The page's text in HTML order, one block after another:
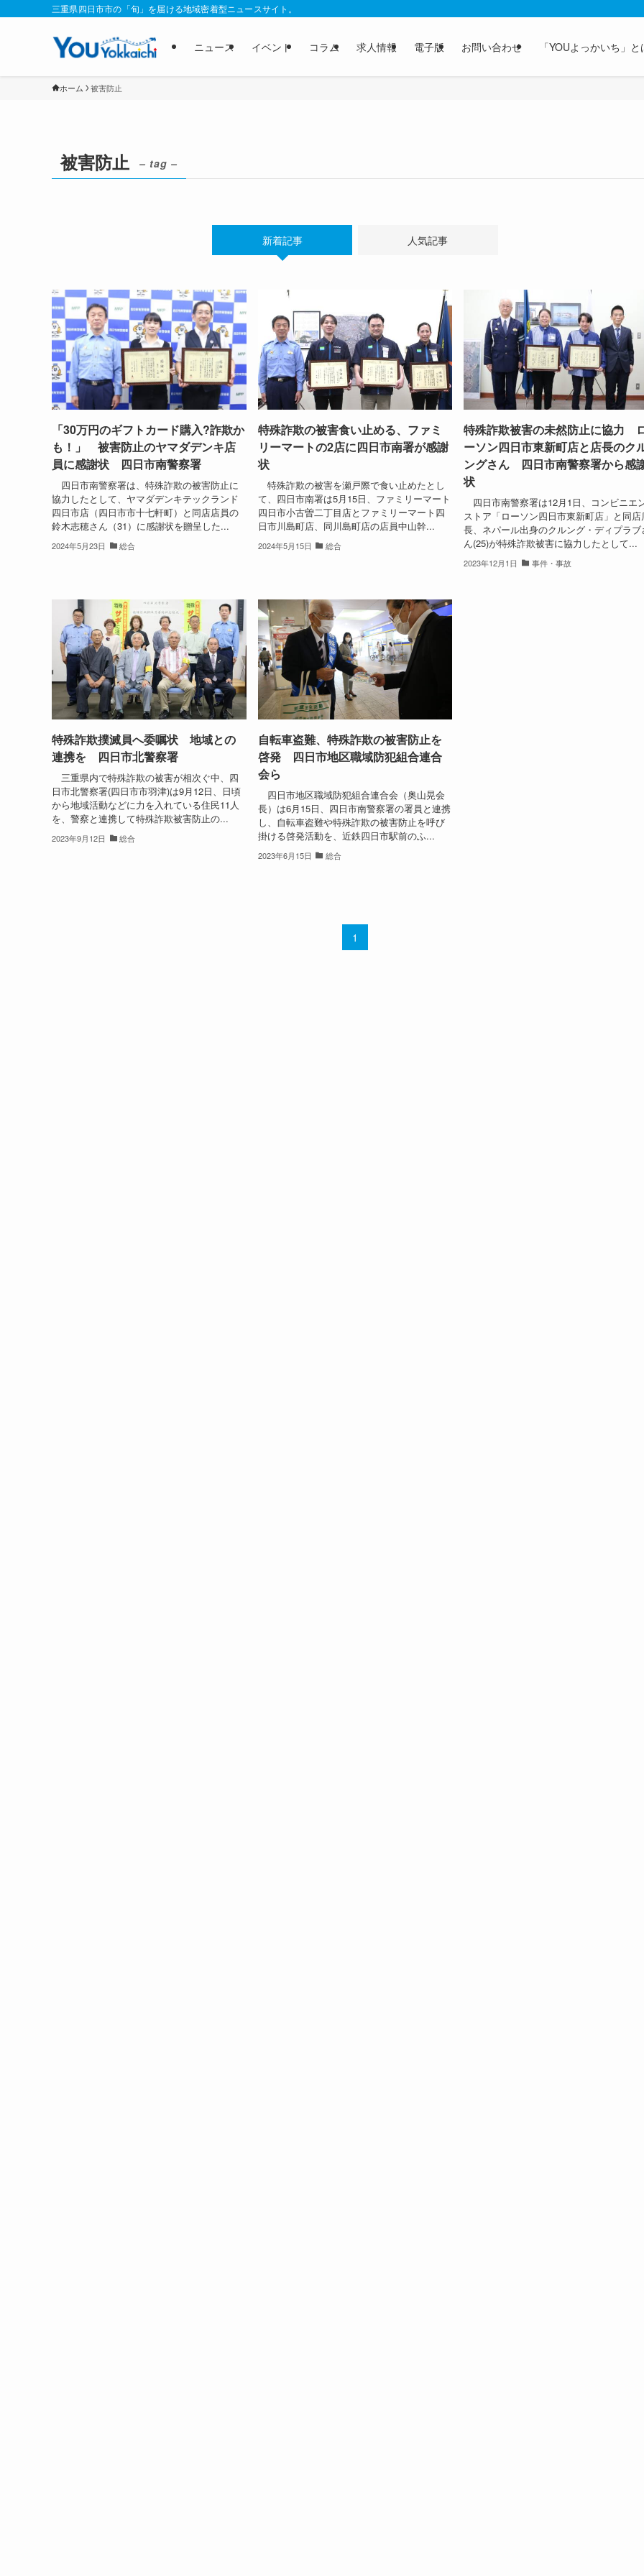
三重県四日市市の「旬」を届ける地域密着型ニュースサイト。
ニュース イベント コラム 求人情報 電子版 お問い合わせ 「YOUよっかいち」と
ホーム 被害防止
被害防止 – tag –
新着記事 人気記事
「30万円のギフトカード購入?詐欺か
も！」 被害防止のヤマダデンキ店
員に感謝状 四日市南警察署
四日市南警察署は、特殊詐欺の被害防止に
協力したとして、ヤマダデンキテックランド
四日市店（四日市市十七軒町）と同店店員の
鈴木志穂さん（31）に感謝状を贈呈した...
2024年5月23日 総合
特殊詐欺の被害食い止める、ファミ
リーマートの2店に四日市南署が感謝
状
特殊詐欺の被害を瀬戸際で食い止めたとし
て、四日市南署は5月15日、ファミリーマート
四日市小古曽二丁目店とファミリーマート四
日市川島町店、同川島町店の店員中山幹...
2024年5月15日 総合
特殊詐欺被害の未然防止に協力
ーソン四日市東新町店と店長のク
ングさん 四日市南警察署から感
状
四日市南警察署は12月1日、コンビニエ
ストア「ローソン四日市東新町店」と同店
長、ネパール出身のクルング・ディプラブ
ん(25)が特殊詐欺被害に協力したとして...
2023年12月1日 事件・事故
特殊詐欺撲滅員へ委嘱状 地域との
連携を 四日市北警察署
三重県内で特殊詐欺の被害が相次ぐ中、四
日市北警察署(四日市市羽津)は9月12日、日頃
から地域活動などに力を入れている住民11人
を、警察と連携して特殊詐欺被害防止の...
2023年9月12日 総合
自転車盗難、特殊詐欺の被害防止を
啓発 四日市地区職域防犯組合連合
会ら
四日市地区職域防犯組合連合会（奥山晃会
長）は6月15日、四日市南警察署の署員と連携
し、自転車盗難や特殊詐欺の被害防止を呼び
掛ける啓発活動を、近鉄四日市駅前のふ...
2023年6月15日 総合
1